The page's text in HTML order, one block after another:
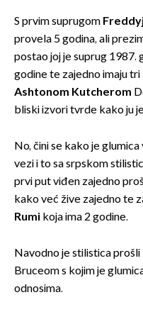
S prvim suprugom
provela 5 godina, ali
postao joj je suprug 1987.
godine te zajedno imaju
Ashtonom Kutcherom
bliski izvori tvrde kako ju
No, čini se kako je
vezi i to sa srpskom
prvi put viđen zajedno
kako već žive zajedno te
Rumi koja ima 2 godine.
Navodno je stilistica
Bruceom s kojim je
odnosima.